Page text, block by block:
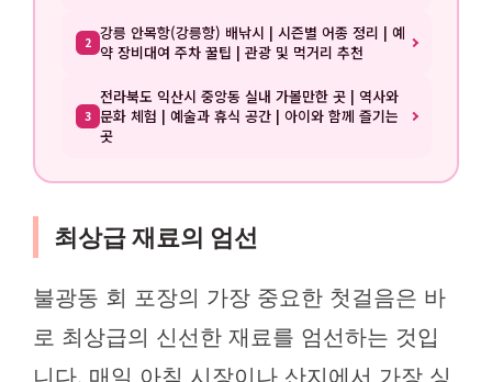
2 강릉 안목항(강릉항) 배낚시 | 시즌별 어종 정리 | 예
약 장비대여 주차 꿀팁 | 관광 및 먹거리 추천
3
전라북도 익산시 중앙동 실내 가볼만한 곳 | 역사와
문화 체험 | 예술과 휴식 공간 | 아이와 함께 즐기는
곳
최상급 재료의 엄선
불광동 회 포장의 가장 중요한 첫걸음은 바
로 최상급의 신선한 재료를 엄선하는 것입
니다. 매일 아침 시장이나 산지에서 가장 싱